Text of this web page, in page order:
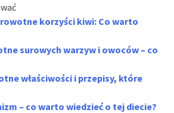
korzyści kiwi: Co warto
surowych warzyw i owoców – co
właściwości i przepisy, które
– co warto wiedzieć o tej diecie?